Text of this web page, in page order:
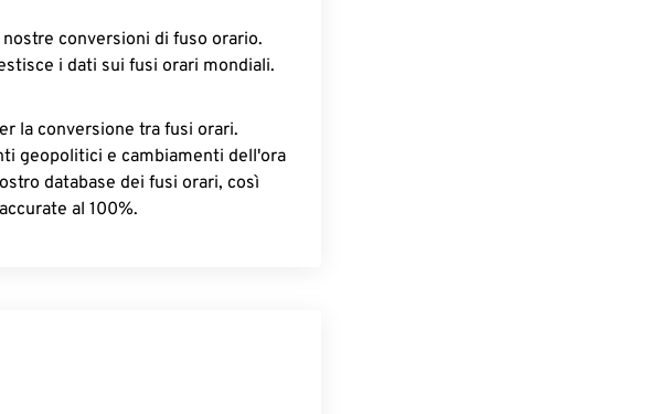
conversioni di fuso orario.
i dati sui fusi orari mondiali.
la conversione tra fusi orari.
geopolitici e cambiamenti dell'ora
database dei fusi orari, così
al 100%.